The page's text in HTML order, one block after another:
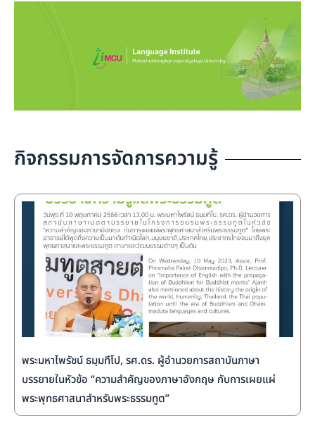
กิจกรรมการจัดการความรู้
พระมหาไพรัชน์ ธมฺมทีโป, รศ.ดร. ผู้อำนวยการสถาบันภาษา
บรรยายในหัวข้อ “ความสำคัญของภาษาอังกฤษ กับการเผยแผ่
พระพุทธศาสนาสำหรับพระธรรมทูต”